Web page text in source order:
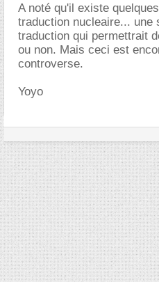
A noté qu'il existe
traduction nucleaire... une
traduction qui permettrait
ou non. Mais ceci est
controverse.
Yoyo